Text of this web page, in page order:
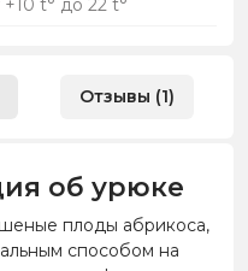
+10 t° до 22 t°
Отзывы (1)
об урюке
плоды абрикоса,
способом на